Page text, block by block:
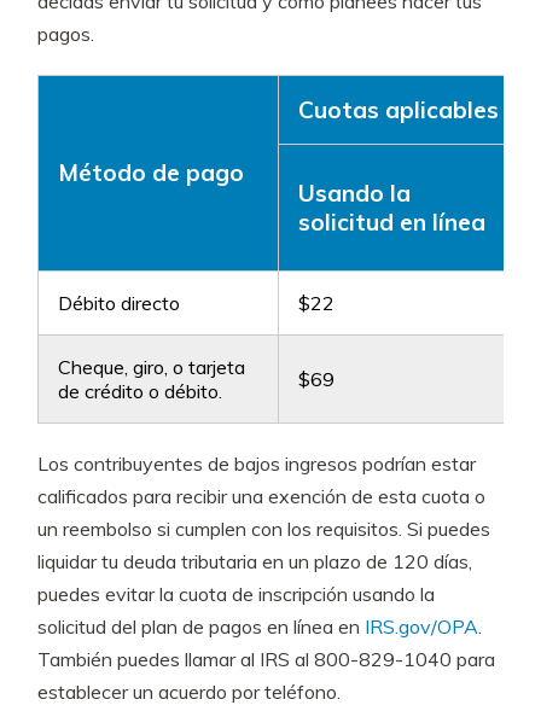
pagos.
Método de pago
Cuotas aplicables
Usando la
solicitud en línea
Débito directo $22
Cheque, giro, o tarjeta
de crédito o débito.
$69
Los contribuyentes de bajos ingresos podrían estar
calificados para recibir una exención de esta cuota o
un reembolso si cumplen con los requisitos. Si puedes
liquidar tu deuda tributaria en un plazo de 120 días,
puedes evitar la cuota de inscripción usando la
solicitud del plan de pagos en línea en IRS.gov/OPA.
También puedes llamar al IRS al 800-829-1040 para
establecer un acuerdo por teléfono.